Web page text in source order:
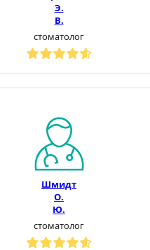
Э.
В.
стоматолог
Шмидт
О.
Ю.
стоматолог